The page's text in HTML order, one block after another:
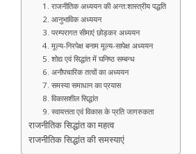
1. राजनीतिक अध्ययन की अन्त:शास्त्रीय पद्धति
2. आनुभाविक अध्ययन
3. परम्परागत सीमाएं छोड़कर अध्ययन
4. मूल्य-निरपेक्ष बनाम मूल्य-सापेक्ष अध्ययन
5. शोद्य एवं सिद्धांत में घनिष्ठ सम्बन्ध
6. अनौपचारिक तत्वों का अध्ययन
7. समस्या समाधान का प्रयास
8. विकासशील सिद्धांत
9. स्वायत्तता एवं विकास के प्रति जागरुकता
राजनीतिक सिद्धांत का महत्व
राजनीतिक सिद्धांत की समस्याएं